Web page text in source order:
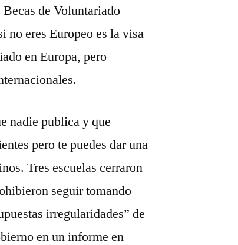
de Voluntariado
no eres Europeo es la visa
en Europa, pero
nadie publica y que
pero te puedes dar una
Tres escuelas cerraron
seguir tomando
irregularidades” de
en un informe en